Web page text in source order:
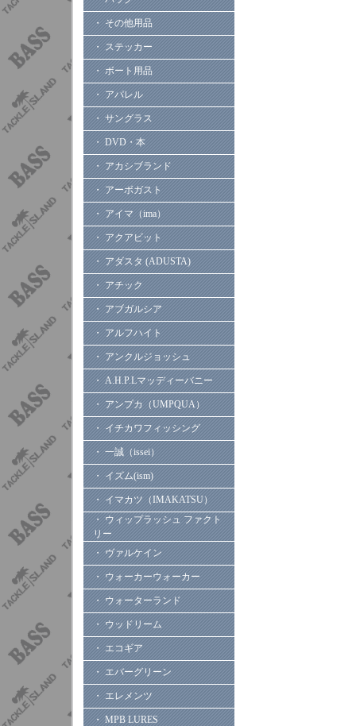
・ その他用品
・ ステッカー
・ ボート用品
・ アパレル
・ サングラス
・ DVD・本
・ アカシブランド
・ アーボガスト
・ アイマ（ima）
・ アクアビット
・ アダスタ (ADUSTA)
・ アチック
・ アブガルシア
・ アルフハイト
・ アンクルジョッシュ
・ A.H.P.Lマッディーバニー
・ アンプカ（UMPQUA）
・ イチカワフィッシング
・ 一誠（issei）
・ イズム(ism)
・ イマカツ（IMAKATSU）
・ ウィップラッシュ ファクト
リー
・ ヴァルケイン
・ ウォーカーウォーカー
・ ウォーターランド
・ ウッドリーム
・ エコギア
・ エバーグリーン
・ エレメンツ
・ MPB LURES